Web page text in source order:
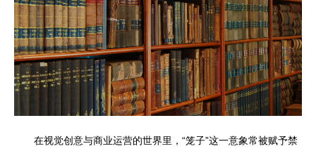
在视觉创意与商业运营的世界里，“笼子”这一意象常被赋予禁